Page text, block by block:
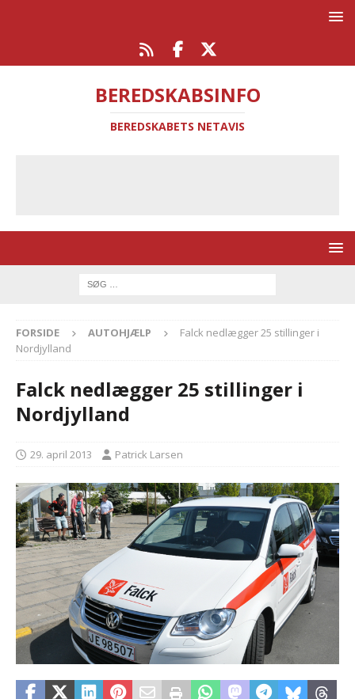
BEREDSKABSINFO
BEREDSKABETS NETAVIS
FORSIDE AUTOHJÆLP
Falck nedlægger 25 stillinger i
Nordjylland
Falck nedlægger 25 stillinger i
Nordjylland
29. april 2013 Patrick Larsen